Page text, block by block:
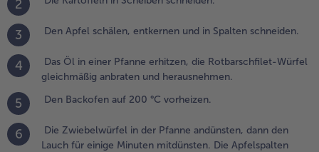
den
für
und
2
3 Den Apfel schälen, entkernen und in Spalten schneiden.
4
Das Öl in einer Pfanne erhitzen, die Rotbarschfilet-Würfel
gleichmäßig anbraten und herausnehmen.
5 Den Backofen auf 200 °C vorheizen.
6
Die Zwiebelwürfel in der Pfanne andünsten, dann den
Lauch für einige Minuten mitdünsten. Die Apfelspalten